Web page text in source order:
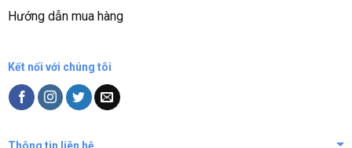
Liên hệ, góp ý
Hướng dẫn mua hàng
Kết nối với chúng tôi